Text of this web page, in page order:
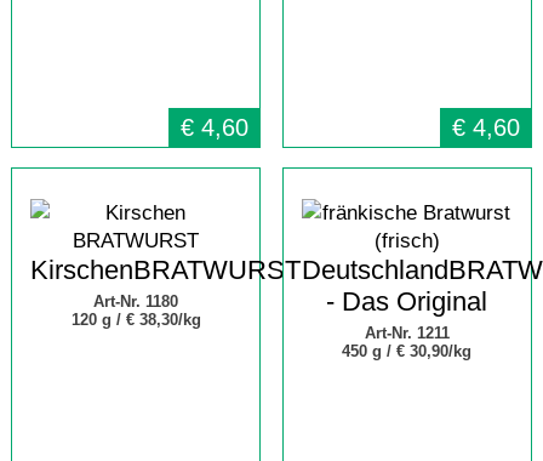
€ 4,60 € 4,60
KirschenBRATWURST
Art-Nr. 1180
120 g / € 38,30/kg
- Das Original
Art-Nr. 1211
450 g /€ 30,90/kg